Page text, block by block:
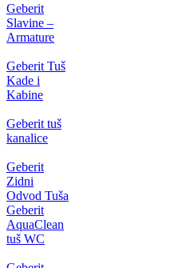
Geberit
Slavine –
Armature
Geberit Tuš
Kade i
Kabine
Geberit tuš
kanalice
Geberit
Zidni
Odvod Tuša
Geberit
AquaClean
tuš WC